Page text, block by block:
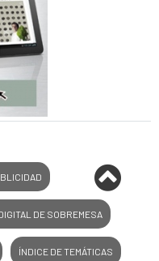
DE SOBREMESA
ÍNDICE DE TEMÁTICAS